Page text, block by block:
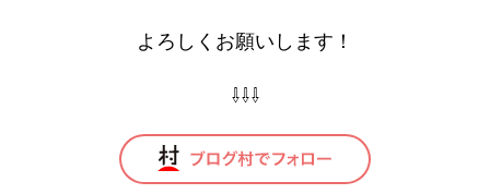
よろしくお願いします！
⇩⇩⇩